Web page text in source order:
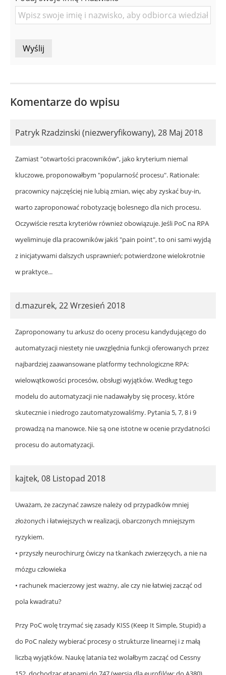
Osoby
Komentarze do wpisu
Patryk Rzadzinski (niezweryfikowany), 28 Maj 2018
Zamiast "otwartości pracowników", jako kryterium niemal
kluczowe, proponowałbym "popularność procesu". Rationale:
pracownicy najczęściej nie lubią zmian, więc aby zyskać buy-in,
warto zaproponować robotyzację bolesnego dla nich procesu.
Oczywiście reszta kryteriów również obowiązuje. Jeśli PoC na RPA
wyeliminuje dla pracowników jakiś "pain point", to oni sami wyjdą
z inicjatywami dalszych usprawnień; potwierdzone wielokrotnie
w praktyce...
d.mazurek, 22 Wrzesień 2018
Zaproponowany tu arkusz do oceny procesu kandydującego do
automatyzacji niestety nie uwzględnia funkcji oferowanych przez
najbardziej zaawansowane platformy technologiczne RPA:
wielowątkowości procesów, obsługi wyjątków. Według tego
modelu do automatyzacji nie nadawałyby się procesy, które
skutecznie i niedrogo zautomatyzowaliśmy. Pytania 5, 7, 8 i 9
prowadzą na manowce. Nie są one istotne w ocenie przydatności
procesu do automatyzacji.
kajtek, 08 Listopad 2018
Uważam, że zaczynać zawsze należy od przypadków mniej
złożonych i łatwiejszych w realizacji, obarczonych mniejszym
ryzykiem.
• przyszły neurochirurg ćwiczy na tkankach zwierzęcych, a nie na
mózgu człowieka
• rachunek macierzowy jest ważny, ale czy nie łatwiej zacząć od
pola kwadratu?
Przy PoC wolę trzymać się zasady KISS (Keep It Simple, Stupid) a
do PoC należy wybierać procesy o strukturze linearnej i z małą
liczbą wyjątków. Naukę latania też wolałbym zacząć od Cessny